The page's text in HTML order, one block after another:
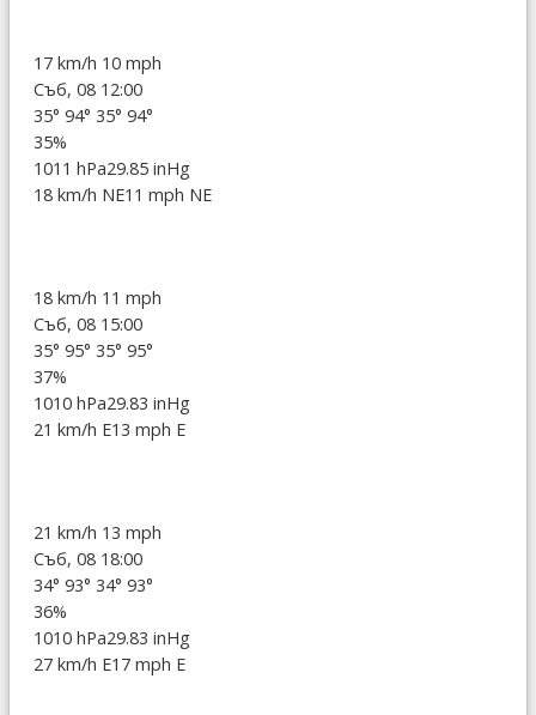
17 km/h 10 mph
Съб, 08 12:00
35° 94° 35° 94°
35%
1011 hPa29.85 inHg
18 km/h NE11 mph NE
18 km/h 11 mph
Съб, 08 15:00
35° 95° 35° 95°
37%
1010 hPa29.83 inHg
21 km/h E13 mph E
21 km/h 13 mph
Съб, 08 18:00
34° 93° 34° 93°
36%
1010 hPa29.83 inHg
27 km/h E17 mph E